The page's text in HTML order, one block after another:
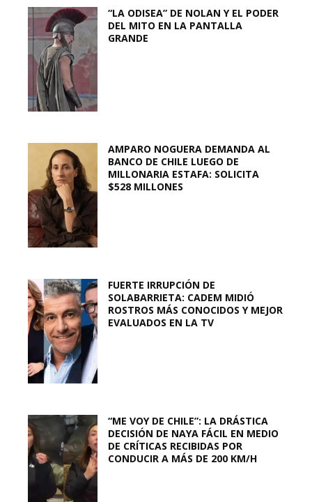
“LA ODISEA” DE NOLAN Y EL PODER
DEL MITO EN LA PANTALLA
GRANDE
AMPARO NOGUERA DEMANDA AL
BANCO DE CHILE LUEGO DE
MILLONARIA ESTAFA: SOLICITA
$528 MILLONES
FUERTE IRRUPCIÓN DE
SOLABARRIETA: CADEM MIDIÓ
ROSTROS MÁS CONOCIDOS Y MEJOR
EVALUADOS EN LA TV
“ME VOY DE CHILE”: LA DRÁSTICA
DECISIÓN DE NAYA FÁCIL EN MEDIO
DE CRÍTICAS RECIBIDAS POR
CONDUCIR A MÁS DE 200 KM/H